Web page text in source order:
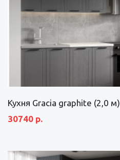
Кухня Gracia graphite (2,0 м)
30740 р.